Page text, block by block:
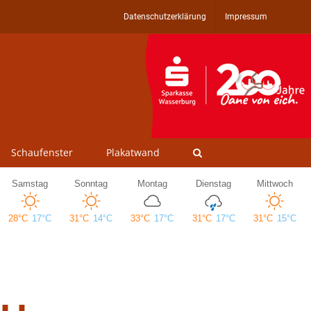
Datenschutzerklärung Impressum
Schaufenster Plakatwand